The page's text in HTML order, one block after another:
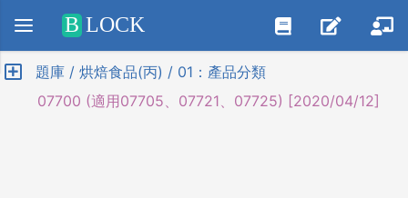
Positive SSL
B LOCK
題庫 / 烘焙食品(丙) / 01：產品分類
07700 (適用07705、07721、07725) [2020/04/12]